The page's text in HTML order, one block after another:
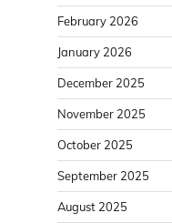
February 2026
January 2026
December 2025
November 2025
October 2025
September 2025
August 2025